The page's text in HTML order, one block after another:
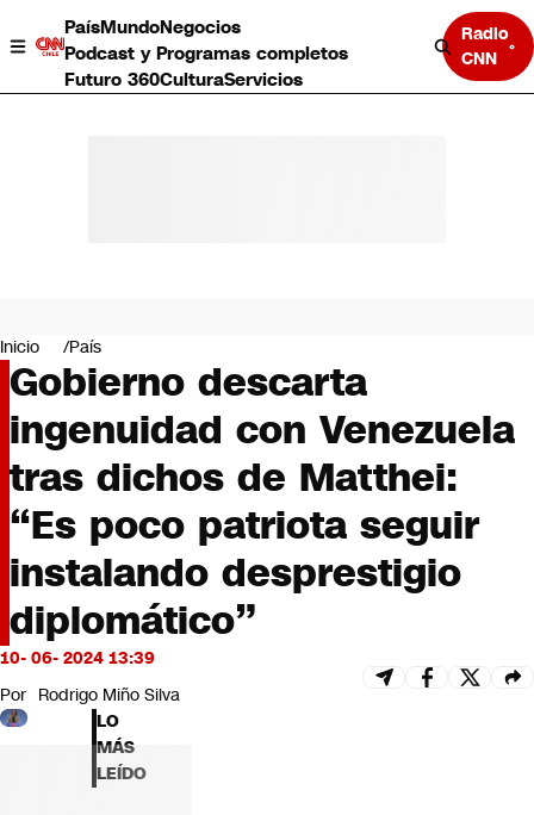
PaísMundoNegocios
Podcast y Programas completos
Futuro 360CulturaServicios
Radio
CNN
Negocios
Deportes
Programas completos
Cultura
Servicios
Bits
CNN tiempo
Futuro 360
Opinión
Inicio País
Gobierno descarta
ingenuidad con Venezuela
tras dichos de Matthei:
“Es poco patriota seguir
instalando desprestigio
diplomático”
10- 06- 2024 13:39
Por Rodrigo Miño Silva
LO
MÁS
LEÍDO